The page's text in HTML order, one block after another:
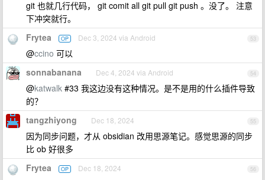
git 也就几行代码， git comit all git pull git push 。没了。 注意
下冲突就行。
53
Frytea OP Dec 3, 2024 via Android
@ccino 可以
54
sonnabanana Dec 4, 2024 via Android
@katwalk #33 我这边没有这种情况。是不是用的什么插件导致
的？
55
tangzhiyong Dec 18, 2024
因为同步问题，才从 obsidian 改用思源笔记。感觉思源的同步
比 ob 好很多
56
Frytea OP Dec 18, 2024